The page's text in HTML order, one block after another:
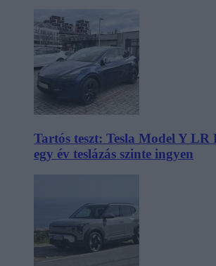
Tartós teszt: Tesla Model Y LR
egy év teslázás szinte ingyen